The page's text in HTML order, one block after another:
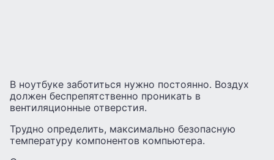
В ноутбуке заботиться нужно постоянно. Воздух
должен беспрепятственно проникать в
вентиляционные отверстия.
Трудно определить, максимально безопасную
температуру компонентов компьютера.